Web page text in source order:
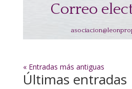
Correo
« Entradas más antiguas
Últimas entradas